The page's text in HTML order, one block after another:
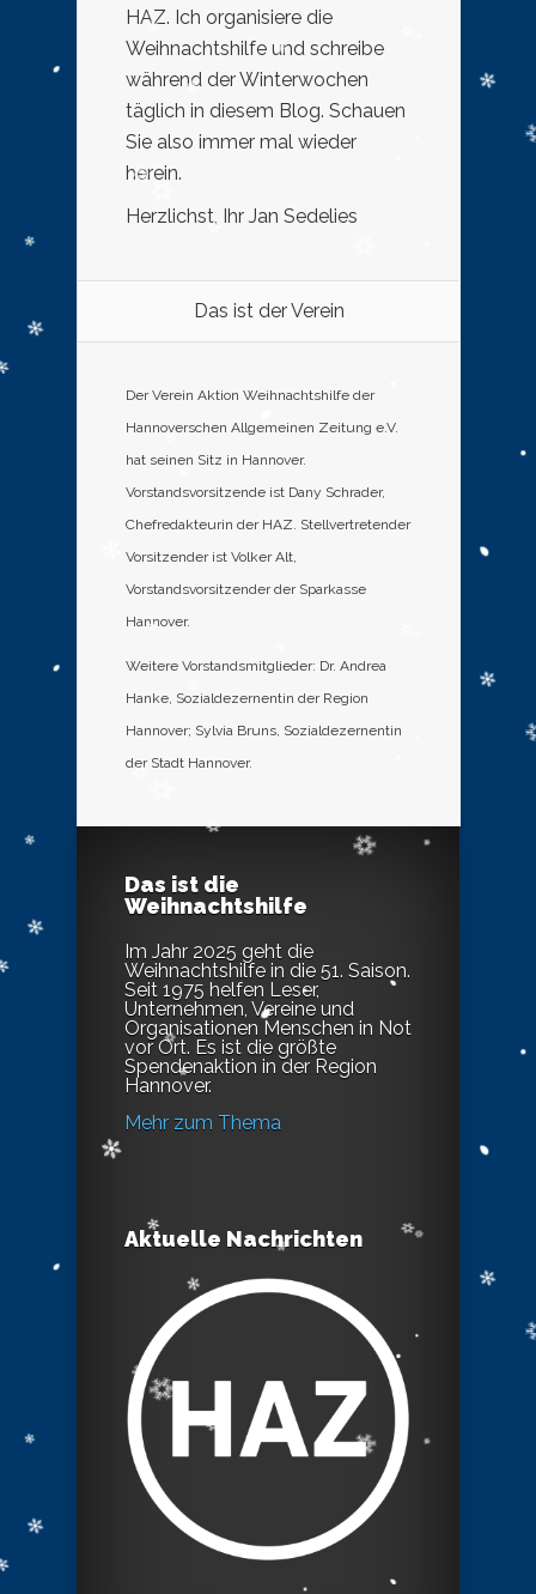
HAZ. Ich organisiere die
Weihnachtshilfe und schreibe
während der Winterwochen
täglich in diesem Blog. Schauen
Sie also immer mal wieder
herein.
Herzlichst, Ihr Jan Sedelies
Das ist der Verein
Der Verein Aktion Weihnachtshilfe der
Hannoverschen Allgemeinen Zeitung e.V.
hat seinen Sitz in Hannover.
Vorstandsvorsitzende ist Dany Schrader,
Chefredakteurin der HAZ. Stellvertretender
Vorsitzender ist Volker Alt,
Vorstandsvorsitzender der Sparkasse
Hannover.
Weitere Vorstandsmitglieder: Dr. Andrea
Hanke, Sozialdezernentin der Region
Hannover; Sylvia Bruns, Sozialdezernentin
der Stadt Hannover.
Das ist die
Weihnachtshilfe
Im Jahr 2025 geht die
Weihnachtshilfe in die 51. Saison.
Seit 1975 helfen Leser,
Unternehmen, Vereine und
Organisationen Menschen in Not
vor Ort. Es ist die größte
Spendenaktion in der Region
Hannover.
Mehr zum Thema
Aktuelle Nachrichten